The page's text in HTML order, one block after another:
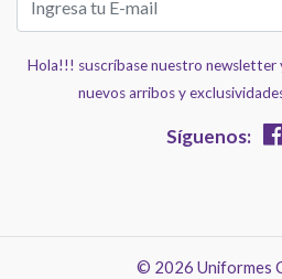
Hola!!! suscríbase nuestro newsletter
nuevos arribos y
Síguenos:
© 2026 Uniformes